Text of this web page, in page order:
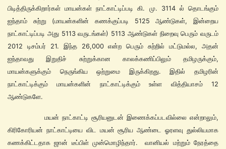
பிடித்திருக்கிறார்கள் மாயன்கள் நாட்காட்டிப்படி கி. மு. 3114 ல் தொடங்கும்
ஐந்தாம் சுற்று (மாயன்களின் கணக்குப்படி 5125 ஆண்டுகள், இன்றைய
நாட்காட்டிப்படி அது 5113 வருடங்கள்) 5113 ஆண்டுகள் நிறைவு பெரும் வருடம்
2012 டிசம்பர் 21. இந்த 26,000 என்ற பெரும் சுற்றில் மட்டுமல்ல, அதன்
ஐந்தாவது இறுதிச் சுற்றுக்கான காலக்கணிப்பிலும் தமிழருக்கும்,
மாயன்களுக்கும் நெருங்கிய ஒற்றுமை இருக்கிறது. இதில் தமிழரின்
நாட்காட்டிக்கும் மாயன்களின் நாட்காட்டிக்கும் உள்ள வித்தியாசம் 12
ஆண்டுகளே.
மயன் நாட்காட்டி சூரியனுடன் இணைக்கப்படவில்லை என்றாலும்,
கிரிகோரியன் நாட்காட்டியை விட மயன் சூரிய ஆண்டை ஓரளவு துல்லியமாக
கணக்கிட்டதாக ஜான் டீப்பிள் முன்மொழிந்தார். வானியல் மற்றும் நேரத்தை